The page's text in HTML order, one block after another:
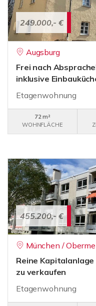
249.000,- €
Augsburg
Frei nach
inklusive
Etagenwohnung
72 m²
WOHNFLÄCHE
455.200,- €
München /
Reine
zu verkaufen
Etagenwohnung